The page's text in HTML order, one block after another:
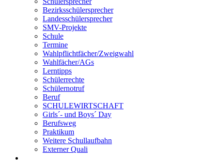
Bezirksschülersprecher
Landesschülersprecher
SMV-Projekte
Schule
Termine
Wahlpflichtfächer/Zweigwahl
Wahlfächer/AGs
Lerntipps
Schülerrechte
Schülernotruf
Beruf
SCHULEWIRTSCHAFT
Girls´- und Boys´ Day
Berufsweg
Praktikum
Weitere Schullaufbahn
Externer Quali